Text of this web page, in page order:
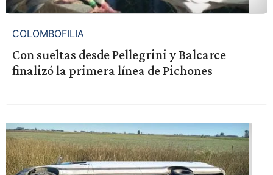
COLOMBOFILIA
Con sueltas desde Pellegrini y Balcarce
finalizó la primera línea de Pichones